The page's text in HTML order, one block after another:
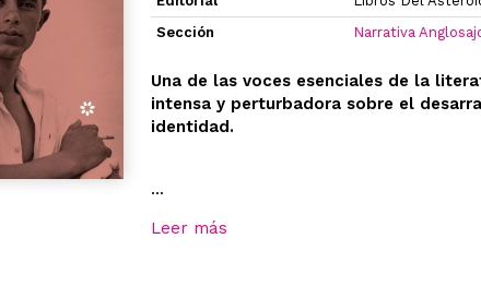
Sección
Narrativa
Una de las voces esenciales de la
intensa y perturbadora sobre el
identidad.
...
Leer más